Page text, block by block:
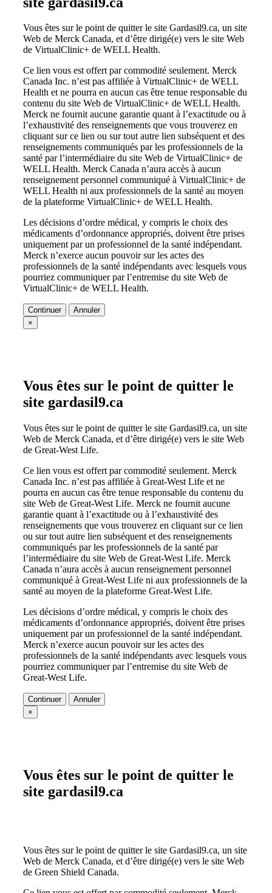
Vous êtes sur le point de quitter le site Gardasil9.ca, un site
Web de Merck Canada, et d’être dirigé(e) vers le site Web
de VirtualClinic+ de WELL Health.
Ce lien vous est offert par commodité seulement. Merck
Canada Inc. n’est pas affiliée à VirtualClinic+ de WELL
Health et ne pourra en aucun cas être tenue responsable du
contenu du site Web de VirtualClinic+ de WELL Health.
Merck ne fournit aucune garantie quant à l’exactitude ou à
l’exhaustivité des renseignements que vous trouverez en
cliquant sur ce lien ou sur tout autre lien subséquent et des
renseignements communiqués par les professionnels de la
santé par l’intermédiaire du site Web de VirtualClinic+ de
WELL Health. Merck Canada n’aura accès à aucun
renseignement personnel communiqué à VirtualClinic+ de
WELL Health ni aux professionnels de la santé au moyen
de la plateforme VirtualClinic+ de WELL Health.
Les décisions d’ordre médical, y compris le choix des
médicaments d’ordonnance appropriés, doivent être prises
uniquement par un professionnel de la santé indépendant.
Merck n’exerce aucun pouvoir sur les actes des
professionnels de la santé indépendants avec lesquels vous
pourriez communiquer par l’entremise du site Web de
VirtualClinic+ de WELL Health.
Continuer
Annuler
×
Vous êtes sur le point de quitter le
site gardasil9.ca
Vous êtes sur le point de quitter le site Gardasil9.ca, un site
Web de Merck Canada, et d’être dirigé(e) vers le site Web
de Great-West Life.
Ce lien vous est offert par commodité seulement. Merck
Canada Inc. n’est pas affiliée à Great-West Life et ne
pourra en aucun cas être tenue responsable du contenu du
site Web de Great-West Life. Merck ne fournit aucune
garantie quant à l’exactitude ou à l’exhaustivité des
renseignements que vous trouverez en cliquant sur ce lien
ou sur tout autre lien subséquent et des renseignements
communiqués par les professionnels de la santé par
l’intermédiaire du site Web de Great-West Life. Merck
Canada n’aura accès à aucun renseignement personnel
communiqué à Great-West Life ni aux professionnels de la
santé au moyen de la plateforme Great-West Life.
Les décisions d’ordre médical, y compris le choix des
médicaments d’ordonnance appropriés, doivent être prises
uniquement par un professionnel de la santé indépendant.
Merck n’exerce aucun pouvoir sur les actes des
professionnels de la santé indépendants avec lesquels vous
pourriez communiquer par l’entremise du site Web de
Great-West Life.
Continuer
Annuler
×
Vous êtes sur le point de quitter le
site gardasil9.ca
Vous êtes sur le point de quitter le site Gardasil9.ca, un site
Web de Merck Canada, et d’être dirigé(e) vers le site Web
de Green Shield Canada.